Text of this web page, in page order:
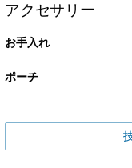
アクセサリー
お手入れ
ポーチ